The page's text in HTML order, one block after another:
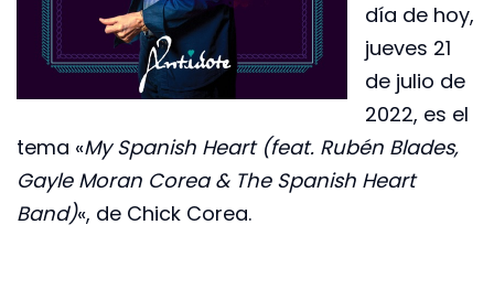
día de hoy,
jueves 21
de julio de
2022, es el
tema «My Spanish Heart (feat. Rubén Blades,
Gayle Moran Corea & The Spanish Heart
Band)«, de Chick Corea.